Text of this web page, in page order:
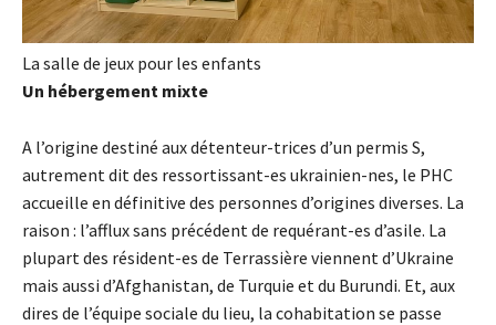
La salle de jeux pour les enfants
Un hébergement mixte
A l’origine destiné aux détenteur-trices d’un permis S,
autrement dit des ressortissant-es ukrainien-nes, le PHC
accueille en définitive des personnes d’origines diverses. La
raison : l’afflux sans précédent de requérant-es d’asile. La
plupart des résident-es de Terrassière viennent d’Ukraine
mais aussi d’Afghanistan, de Turquie et du Burundi. Et, aux
dires de l’équipe sociale du lieu, la cohabitation se passe